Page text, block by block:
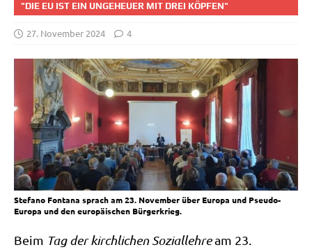
"DIE EU IST EIN UNGEHEUER MIT DREI KÖPFEN"
27. November 2024 4
Stefano Fontana sprach am 23. November über Europa und Pseudo-
Europa und den europäischen Bürgerkrieg.
Beim Tag der kirch­li­chen Sozi­al­leh­ream 23.